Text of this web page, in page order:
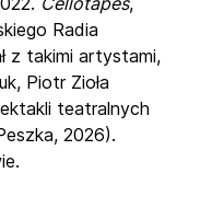
Radia
z takimi artystami,
Piotr Zioła
teatralnych
2026).